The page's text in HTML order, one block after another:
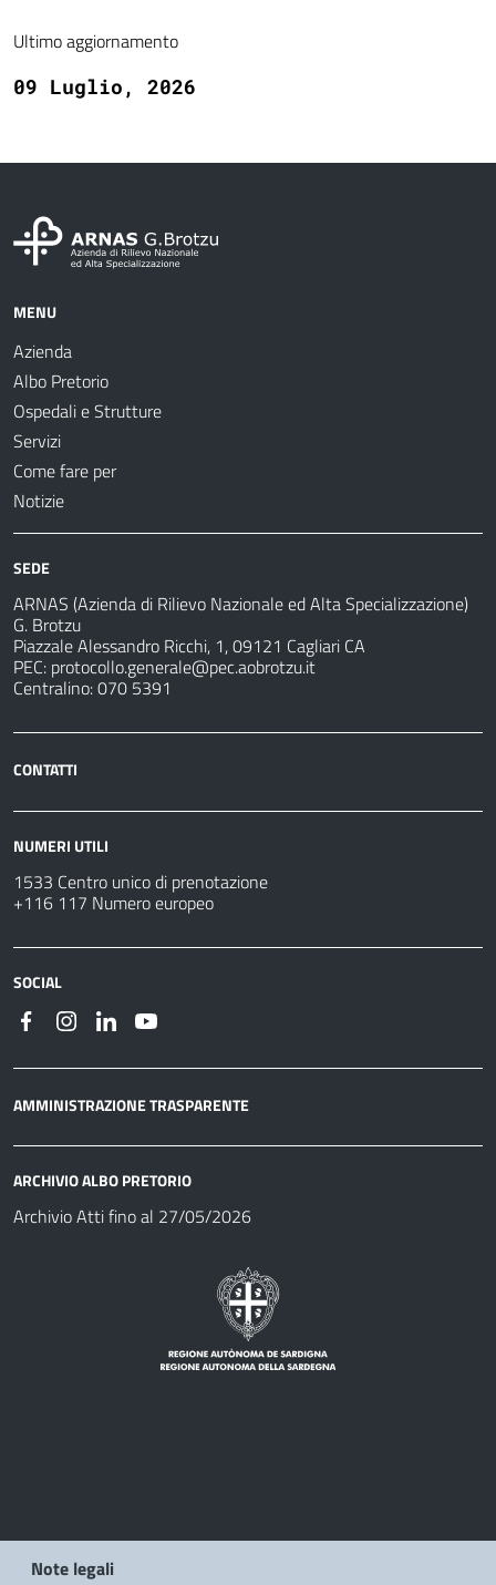
Ultimo aggiornamento
09 Luglio, 2026
MENU
Azienda
Albo Pretorio
Ospedali e Strutture
Servizi
Come fare per
Notizie
SEDE
ARNAS (Azienda di Rilievo Nazionale ed Alta Specializzazione)
G. Brotzu
Piazzale Alessandro Ricchi, 1, 09121 Cagliari CA
PEC: protocollo.generale@pec.aobrotzu.it
Centralino: 070 5391
CONTATTI
NUMERI UTILI
1533 Centro unico di prenotazione
+116 117 Numero europeo
SOCIAL
AMMINISTRAZIONE TRASPARENTE
ARCHIVIO ALBO PRETORIO
Archivio Atti fino al 27/05/2026
Note legali